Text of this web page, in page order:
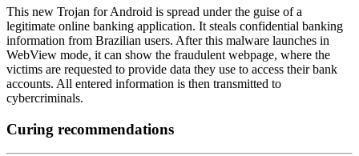
This new Trojan for Android is spread under the guise of a
legitimate online banking application. It steals confidential banking
information from Brazilian users. After this malware launches in
WebView mode, it can show the fraudulent webpage, where the
victims are requested to provide data they use to access their bank
accounts. All entered information is then transmitted to
cybercriminals.
Curing recommendations